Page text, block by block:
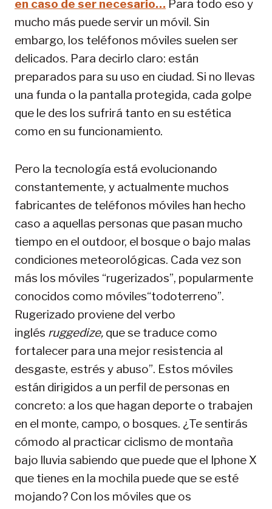
en caso de ser necesario… Para todo eso y
mucho más puede servir un móvil. Sin
embargo, los teléfonos móviles suelen ser
delicados. Para decirlo claro: están
preparados para su uso en ciudad. Si no llevas
una funda o la pantalla protegida, cada golpe
que le des los sufrirá tanto en su estética
como en su funcionamiento.
Pero la tecnología está evolucionando
constantemente, y actualmente muchos
fabricantes de teléfonos móviles han hecho
caso a aquellas personas que pasan mucho
tiempo en el outdoor, el bosque o bajo malas
condiciones meteorológicas. Cada vez son
más los móviles “rugerizados”, popularmente
conocidos como móviles“todoterreno”.
Rugerizado proviene del verbo
inglés ruggedize, que se traduce como
fortalecer para una mejor resistencia al
desgaste, estrés y abuso”. Estos móviles
están dirigidos a un perfil de personas en
concreto: a los que hagan deporte o trabajen
en el monte, campo, o bosques. ¿Te sentirás
cómodo al practicar ciclismo de montaña
bajo lluvia sabiendo que puede que el Iphone X
que tienes en la mochila puede que se esté
mojando? Con los móviles que os